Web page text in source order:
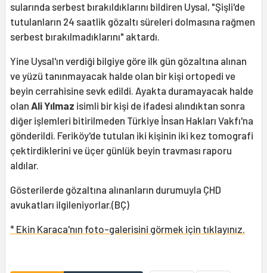
sularında serbest bırakıldıklarını bildiren Uysal, "Şişli'de
tutulanların 24 saatlik gözaltı süreleri dolmasına rağmen
serbest bırakılmadıklarını" aktardı.
Yine Uysal'ın verdiği bilgiye göre ilk gün gözaltına alınan
ve yüzü tanınmayacak halde olan bir kişi ortopedi ve
beyin cerrahisine sevk edildi. Ayakta duramayacak halde
olan Ali Yılmaz isimli bir kişi de ifadesi alındıktan sonra
diğer işlemleri bitirilmeden Türkiye İnsan Hakları Vakfı'na
gönderildi. Feriköy'de tutulan iki kişinin iki kez tomografi
çektirdiklerini ve üçer günlük beyin travması raporu
aldılar.
Gösterilerde gözaltına alınanların durumuyla ÇHD
avukatları ilgileniyorlar.(BÇ)
* Ekin Karaca'nın foto-galerisini görmek için tıklayınız.